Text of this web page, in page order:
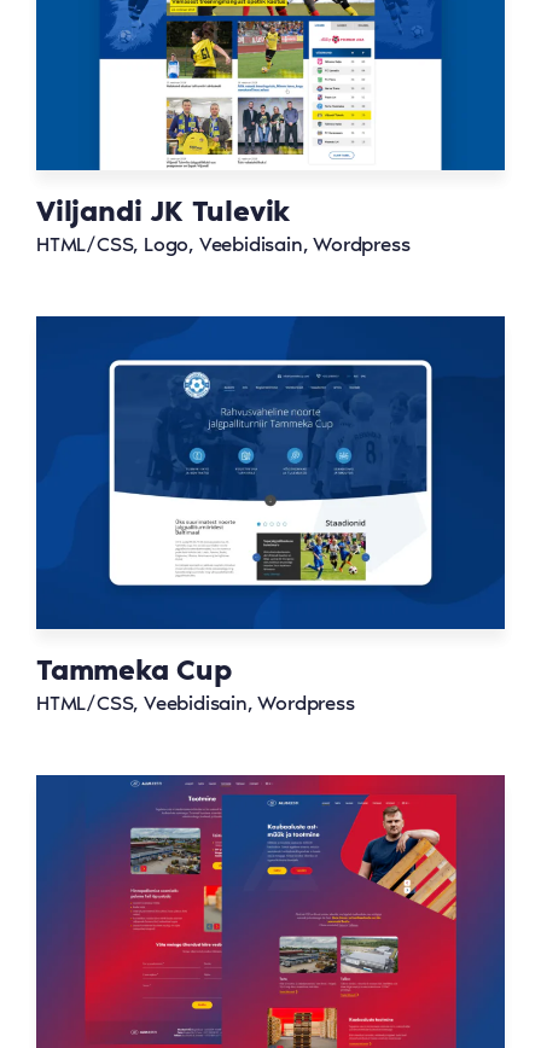
Viljandi JK Tulevik
HTML/CSS, Logo, Veebidisain, Wordpress
Tammeka Cup
HTML/CSS, Veebidisain, Wordpress